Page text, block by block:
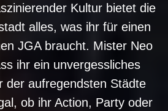
Kultur bietet die
alles, was ihr für einen
JGA braucht. Mister Neo
ihr ein unvergessliches
der aufregendsten Städte
ob ihr Action, Party oder